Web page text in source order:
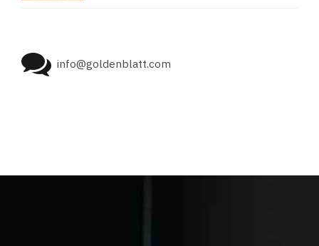
info@goldenblatt.com